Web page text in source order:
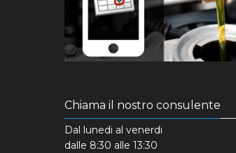
Chiama il nostro consulente
Dal lunedi al venerdi
dalle 8:30 alle 13:30